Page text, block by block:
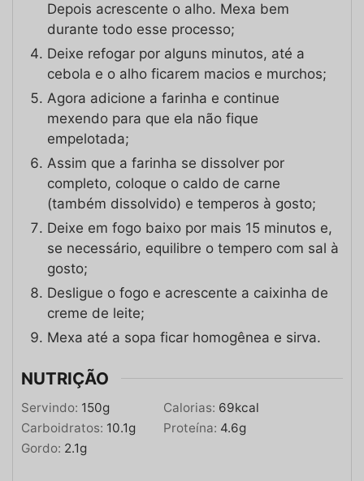
Depois acrescente o alho. Mexa bem
durante todo esse processo;
Deixe refogar por alguns minutos, até a
cebola e o alho ficarem macios e murchos;
Agora adicione a farinha e continue
mexendo para que ela não fique
empelotada;
Assim que a farinha se dissolver por
completo, coloque o caldo de carne
(também dissolvido) e temperos à gosto;
Deixe em fogo baixo por mais 15 minutos e,
se necessário, equilibre o tempero com sal à
gosto;
Desligue o fogo e acrescente a caixinha de
creme de leite;
Mexa até a sopa ficar homogênea e sirva.
NUTRIÇÃO
Servindo: 150g Calorias: 69kcal
Carboidratos: 10.1g Proteína: 4.6g
Gordo: 2.1g